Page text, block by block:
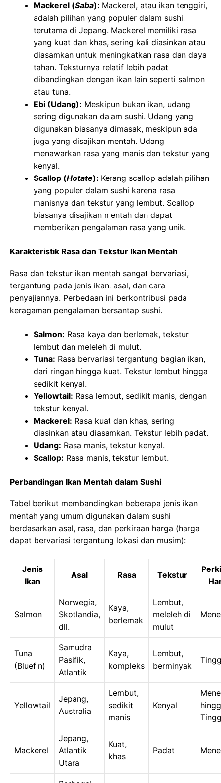
Mackerel (Saba): Mackerel, atau ikan tenggiri,
adalah pilihan yang populer dalam sushi,
terutama di Jepang. Mackerel memiliki rasa
yang kuat dan khas, sering kali diasinkan atau
diasamkan untuk meningkatkan rasa dan daya
tahan. Teksturnya relatif lebih padat
dibandingkan dengan ikan lain seperti salmon
atau tuna.
Ebi (Udang): Meskipun bukan ikan, udang
sering digunakan dalam sushi. Udang yang
digunakan biasanya dimasak, meskipun ada
juga yang disajikan mentah. Udang
menawarkan rasa yang manis dan tekstur yang
kenyal.
Scallop (Hotate): Kerang scallop adalah pilihan
yang populer dalam sushi karena rasa
manisnya dan tekstur yang lembut. Scallop
biasanya disajikan mentah dan dapat
memberikan pengalaman rasa yang unik.
Karakteristik Rasa dan Tekstur Ikan Mentah
Rasa dan tekstur ikan mentah sangat bervariasi,
tergantung pada jenis ikan, asal, dan cara
penyajiannya. Perbedaan ini berkontribusi pada
keragaman pengalaman bersantap sushi.
Salmon: Rasa kaya dan berlemak, tekstur
lembut dan meleleh di mulut.
Tuna: Rasa bervariasi tergantung bagian ikan,
dari ringan hingga kuat. Tekstur lembut hingga
sedikit kenyal.
Yellowtail: Rasa lembut, sedikit manis, dengan
tekstur kenyal.
Mackerel: Rasa kuat dan khas, sering
diasinkan atau diasamkan. Tekstur lebih padat.
Udang: Rasa manis, tekstur kenyal.
Scallop: Rasa manis, tekstur lembut.
Perbandingan Ikan Mentah dalam Sushi
Tabel berikut membandingkan beberapa jenis ikan
mentah yang umum digunakan dalam sushi
berdasarkan asal, rasa, dan perkiraan harga (harga
dapat bervariasi tergantung lokasi dan musim):
Jenis
Ikan
Asal Rasa Tekstur
Salmon
Norwegia,
Skotlandia,
dll.
Kaya,
berlemak
Lembut,
meleleh di
mulut
Tuna
(Bluefin)
Samudra
Pasifik,
Atlantik
Kaya,
kompleks
Lembut,
berminyak
Yellowtail
Jepang,
Australia
Lembut,
sedikit
manis
Kenyal
Mackerel
Jepang,
Atlantik
Utara
Kuat,
khas
Padat